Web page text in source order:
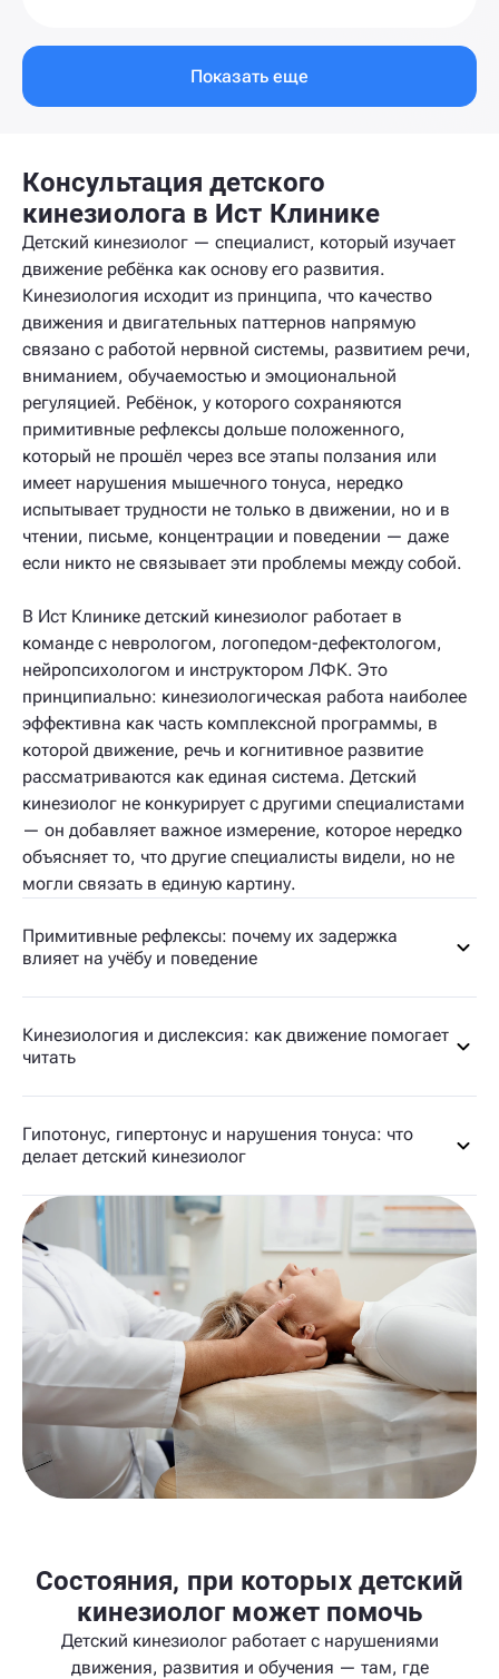
Показать еще
Консультация детского
кинезиолога в Ист Клинике
Детский кинезиолог — специалист, который изучает
движение ребёнка как основу его развития.
Кинезиология исходит из принципа, что качество
движения и двигательных паттернов напрямую
связано с работой нервной системы, развитием речи,
вниманием, обучаемостью и эмоциональной
регуляцией. Ребёнок, у которого сохраняются
примитивные рефлексы дольше положенного,
который не прошёл через все этапы ползания или
имеет нарушения мышечного тонуса, нередко
испытывает трудности не только в движении, но и в
чтении, письме, концентрации и поведении — даже
если никто не связывает эти проблемы между собой.
В Ист Клинике детский кинезиолог работает в
команде с неврологом, логопедом-дефектологом,
нейропсихологом и инструктором ЛФК. Это
принципиально: кинезиологическая работа наиболее
эффективна как часть комплексной программы, в
которой движение, речь и когнитивное развитие
рассматриваются как единая система. Детский
кинезиолог не конкурирует с другими специалистами
— он добавляет важное измерение, которое нередко
объясняет то, что другие специалисты видели, но не
могли связать в единую картину.
Примитивные рефлексы: почему их задержка
влияет на учёбу и поведение
Кинезиология и дислексия: как движение помогает
читать
Гипотонус, гипертонус и нарушения тонуса: что
делает детский кинезиолог
Состояния, при которых детский
кинезиолог может помочь
Детский кинезиолог работает с нарушениями
движения, развития и обучения — там, где